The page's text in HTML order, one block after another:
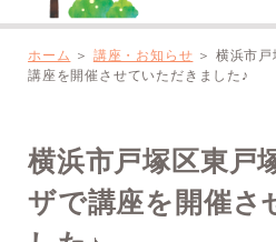
ホーム ＞ 講座・お知らせ ＞ 横浜市
講座を開催させていただきました♪
横浜市戸塚区東戸
ザで講座を開催さ